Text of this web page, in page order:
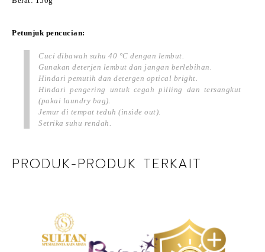
Petunjuk pencucian:
Cuci dibawah suhu 40 °C dengan lembut.
Gunakan deterjen lembut dan jangan berlebihan.
Hindari pemutih dan detergen optical bright.
Hindari pengering untuk cegah pilling dan tersangkut
(pakai laundry bag).
Jemur di tempat teduh (inside out).
Setrika suhu rendah.
PRODUK-PRODUK TERKAIT